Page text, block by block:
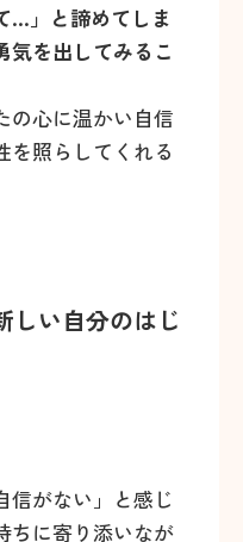
…」と諦めてしま
気を出してみるこ
の心に温かい自信
を照らしてくれる
しい自分のはじ
信がない」と感じ
ちに寄り添いなが